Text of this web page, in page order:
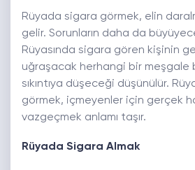
Rüyada sigara görmek, elin
gelir. Sorunların daha da
Rüyasında sigara gören kişinin
uğraşacak herhangi bir meşgale
sıkıntıya düşeceği düşünülür.
görmek, içmeyenler için gerçek
vazgeçmek anlamı taşır.
Rüyada Sigara Almak